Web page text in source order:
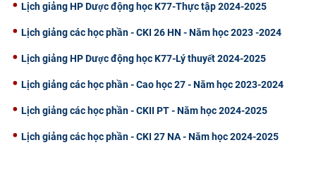
Lịch giảng HP Dược động học K77-Thực tập 2024-2025
Lịch giảng các học phần - CKI 26 HN - Năm học 2023 -2024
Lịch giảng HP Dược động học K77-Lý thuyết 2024-2025
Lịch giảng các học phần - Cao học 27 - Năm học 2023-2024
Lịch giảng các học phần - CKII PT - Năm học 2024-2025
Lịch giảng các học phần - CKI 27 NA - Năm học 2024-2025